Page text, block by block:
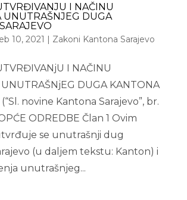
I NAČINU
UNUTRAŠNJEG DUGA
10, 2021 | Zakoni Kantona Sarajevo
I NAČINU
DUGA KANTONA
novine Kantona Sarajevo”, br.
ODREDBE Član 1 Ovim
se unutrašnji dug
(u daljem tekstu: Kanton) i
unutrašnjeg...